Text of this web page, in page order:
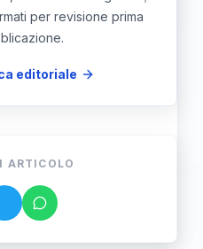
per revisione prima
editoriale
ARTICOLO